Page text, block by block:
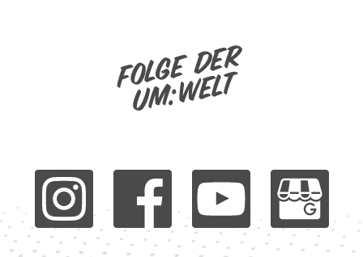
Folge der
um:welt